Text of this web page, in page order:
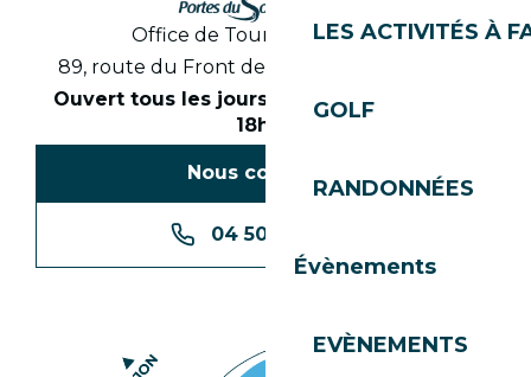
LES ACTIVITÉS À
GOLF
RANDONNÉES
Évènements
EVÈNEMENTS
Office de Tourisme des Gets
89, route du Front de Neige 74260 Les Gets
Ouvert tous les jours en saison de 8h30 à
18h30
Nous contacter
04 50 74 74 74